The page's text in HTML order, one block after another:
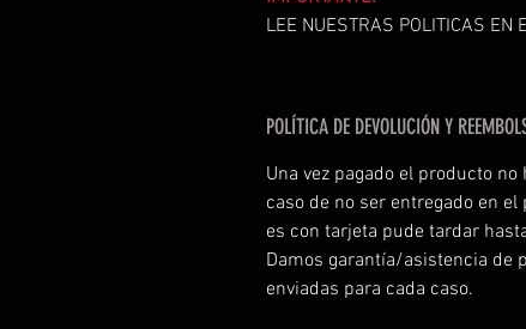
LEE NUESTRAS POLITICAS EN
POLÍTICA DE DEVOLUCIÓN Y
Una vez pagado el producto
caso de no ser entregado en
es con tarjeta pude tardar
Damos garantía/asistencia de
enviadas para cada caso.